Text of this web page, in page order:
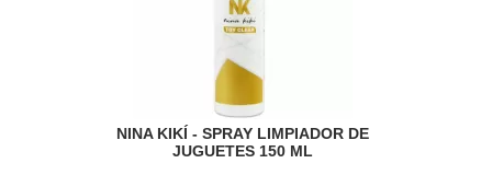
NINA KIKÍ - SPRAY LIMPIADOR DE
JUGUETES 150 ML